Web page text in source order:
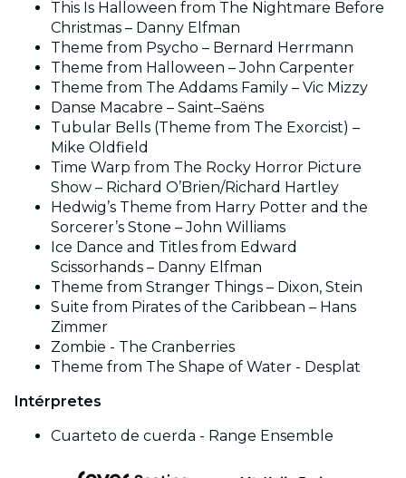
This Is Halloween from The Nightmare Before
Christmas – Danny Elfman
Theme from Psycho – Bernard Herrmann
Theme from Halloween – John Carpenter
Theme from The Addams Family – Vic Mizzy
Danse Macabre – Saint–Saëns
Tubular Bells (Theme from The Exorcist) –
Mike Oldfield
Time Warp from The Rocky Horror Picture
Show – Richard O’Brien/Richard Hartley
Hedwig’s Theme from Harry Potter and the
Sorcerer’s Stone – John Williams
Ice Dance and Titles from Edward
Scissorhands – Danny Elfman
Theme from Stranger Things – Dixon, Stein
Suite from Pirates of the Caribbean – Hans
Zimmer
Zombie - The Cranberries
Theme from The Shape of Water - Desplat
Intérpretes
Cuarteto de cuerda - Range Ensemble